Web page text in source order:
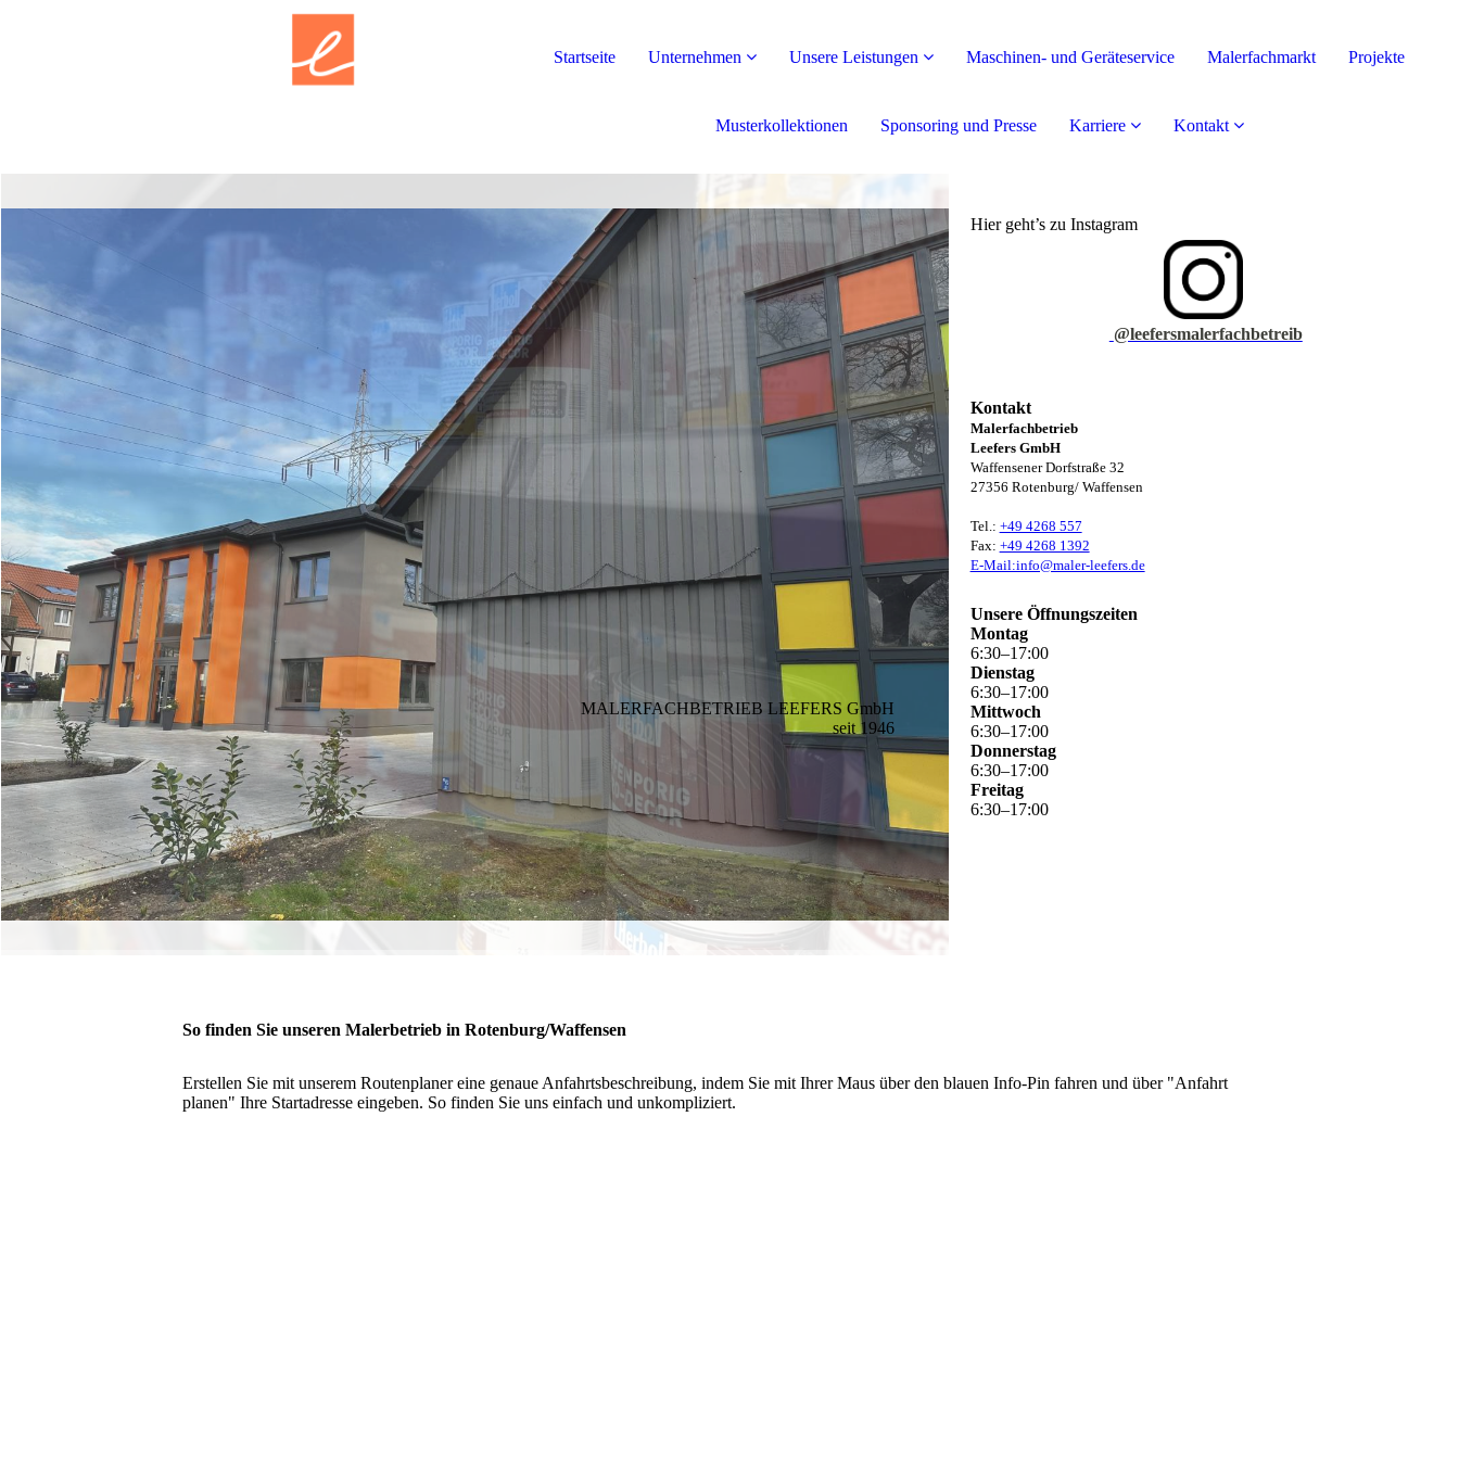
Startseite Unternehmen Unsere Leistungen Maschinen- und Geräteservice Malerfachmarkt Projekte
Musterkollektionen Sponsoring und Presse Karriere Kontakt
MALERFACHBETRIEB LEEFERS GmbH
seit 1946
Hier geht’s zu Instagram
@leefersmalerfachbetreib
Kontakt
Malerfachbetrieb
Leefers GmbH
Waffensener Dorfstraße 32
27356 Rotenburg/ Waffensen
Tel.: +49 4268 557
Fax: +49 4268 1392
E-Mail:info@maler-leefers.de
Unsere Öffnungszeiten
Montag
6:30–17:00
Dienstag
6:30–17:00
Mittwoch
6:30–17:00
Donnerstag
6:30–17:00
Freitag
6:30–17:00
So finden Sie unseren Malerbetrieb in Rotenburg/Waffensen
Erstellen Sie mit unserem Routenplaner eine genaue Anfahrtsbeschreibung, indem Sie mit Ihrer Maus über den blauen Info-Pin fahren und über "Anfahrt
planen" Ihre Startadresse eingeben. So finden Sie uns einfach und unkompliziert.